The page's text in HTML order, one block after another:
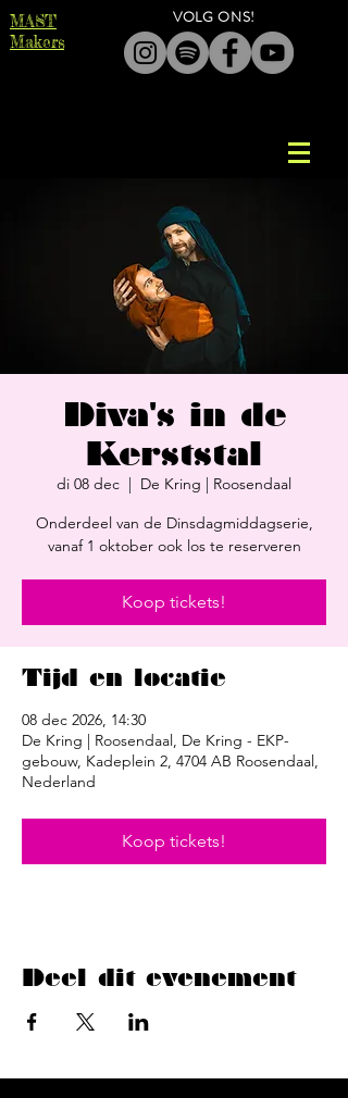
MAST
Makers
VOL​G ONS!
Diva's in de
Kerststal
di 08 dec
  |
De Kring | Roosendaal
Onderdeel van de Dinsdagmiddagserie,
vanaf 1 oktober ook los te reserveren
Koop tickets!
Tijd en locatie
08 dec 2026, 14:30
De Kring | Roosendaal, De Kring - EKP-
gebouw, Kadeplein 2, 4704 AB Roosendaal,
Nederland
Koop tickets!
Deel dit evenement